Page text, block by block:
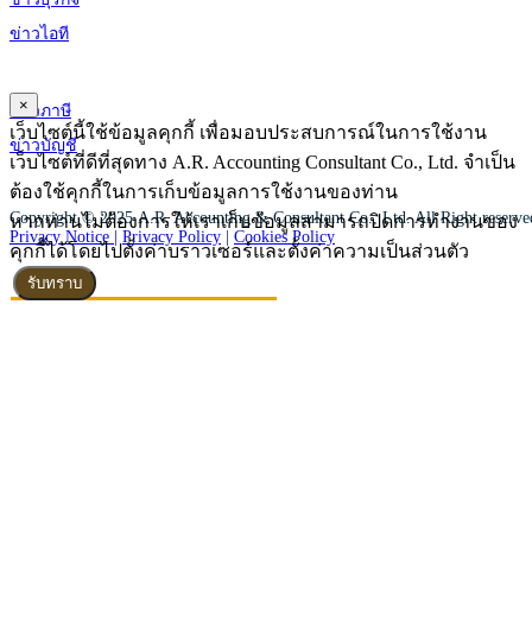
ข่าวไอที
ข่าวภาษี
ข่าวบัญชี
Copyright © 2025 A.R. Accounting & Consultant Co., Ltd. All Right
Privacy Notice |
Privacy Policy Cookies Policy
×
เว็บไซต์นี้ใช้ข้อมูลคุกกี้ เพื่อมอบประสบการณ์ในการใช้งาน
เว็บไซต์ที่ดีที่สุดทาง A.R. Accounting Consultant Co., Ltd. จำเป็น
ต้องใช้คุกกี้ในการเก็บข้อมูลการใช้งานของท่าน
หากท่านไม่ต้องการให้เราเก็บข้อมูลสามารถปิดการทำงานของ
คุกกี้ได้โดยไปตั้งค่าบราวเซอร์และตั้งค่าความเป็นส่วนตัว
รับทราบ